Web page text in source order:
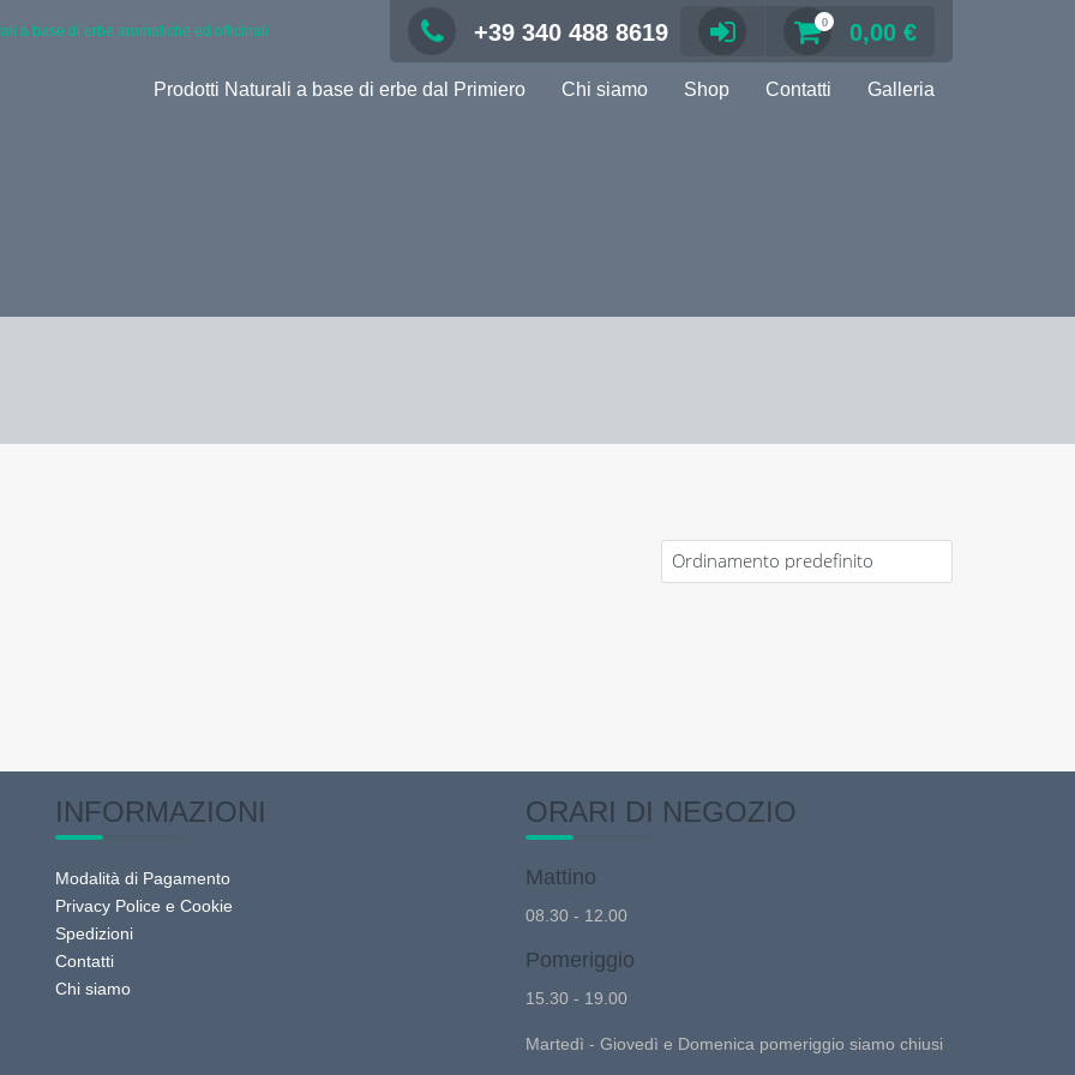
a base di erbe aromatiche ed officinali +39 340 488 8619 0 0,00 €
Prodotti Naturali a base di erbe dal Primiero Chi siamo Shop Contatti Galleria
INFORMAZIONI
Modalità di Pagamento
Privacy Police e Cookie
Spedizioni
Contatti
Chi siamo
ORARI DI NEGOZIO
Mattino
08.30 - 12.00
Pomeriggio
15.30 - 19.00
Martedì - Giovedì e Domenica pomeriggio siamo chiusi